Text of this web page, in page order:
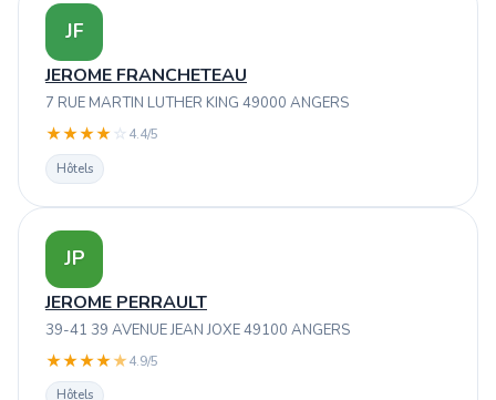
JF
JEROME FRANCHETEAU
7 RUE MARTIN LUTHER KING 49000 ANGERS
★★★★ ☆ 4.4/5
Hôtels
JP
JEROME PERRAULT
39-41 39 AVENUE JEAN JOXE 49100 ANGERS
★★★★★4.9/5
Hôtels